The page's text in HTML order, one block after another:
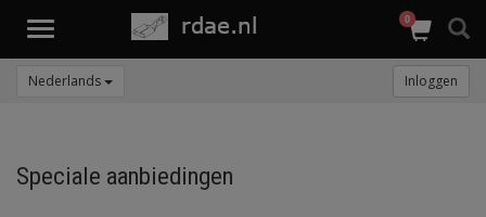
Toggle
0
Nederlands Inloggen
Speciale aanbiedingen